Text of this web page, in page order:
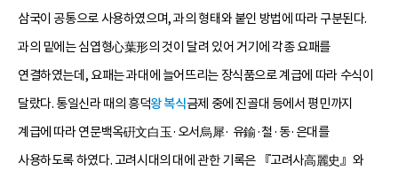
삼국이 공통으로 사용하였으며, 과의 형태와 붙인 방법에 따라 구분된다.
과의 밑에는 심엽형心葉形의 것이 달려 있어 거기에 각종 요패를
연결하였는데, 요패는 과대에 늘어뜨리는 장식품으로 계급에 따라 수식이
달랐다. 통일신라 때의 흥덕왕 복식금제 중에 진골대 등에서 평민까지
계급에 따라 연문백옥硏文白玉·오서烏犀· 유鍮·철·동·은대를
사용하도록 하였다. 고려시대의 대에 관한 기록은 『고려사高麗史』와